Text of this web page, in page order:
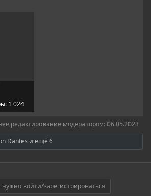
1 024
редактирование модератором: 06.05.2023
Dantes и ещё 6
нужно войти/зарегистрироваться